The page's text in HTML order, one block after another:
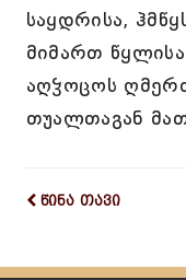
საყდრისა,
მიმართ
აღჴოცოს
თუალთაგან
წინა თავი